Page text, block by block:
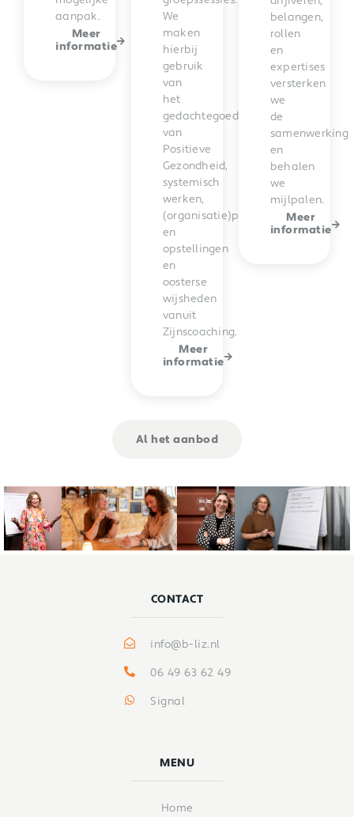
aanpak.
Meer
informatie
We
maken
hierbij
gebruik
van
het
gedachtegoed
van
Positieve
Gezondheid,
systemisch
werken,
(organisatie)psychologie
en
opstellingen
en
oosterse
wijsheden
vanuit
Zijnscoaching.
Meer
informatie
belangen,
rollen
en
expertises
versterken
we
de
samenwerking
en
behalen
we
mijlpalen.
Meer
informatie
Al het aanbod
CONTACT
info@b-liz.nl
06 49 63 62 49
Signal
MENU
Home